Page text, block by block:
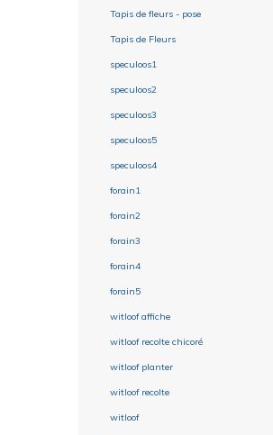
Tapis de fleurs - pose
Tapis de Fleurs
speculoos1
speculoos2
speculoos3
speculoos5
speculoos4
forain1
forain2
forain3
forain4
forain5
witloof affiche
witloof recolte chicoré
witloof planter
witloof recolte
witloof